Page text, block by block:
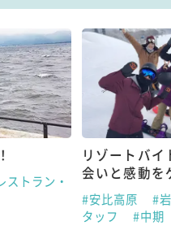
ストラン・
リゾートバイ
会いと感動を
#安比高原 #
タッフ
#中期